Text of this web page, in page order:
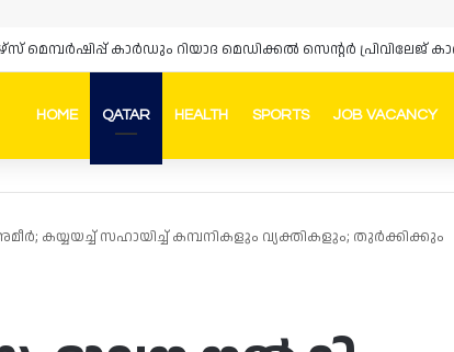
HOME QATAR HEALTH SPORTS JOB VACANCY
കയ്യയച്ച് സഹായിച്ച് കമ്പനികളും വ്യക്തികളും; തുർക്കിക്കും